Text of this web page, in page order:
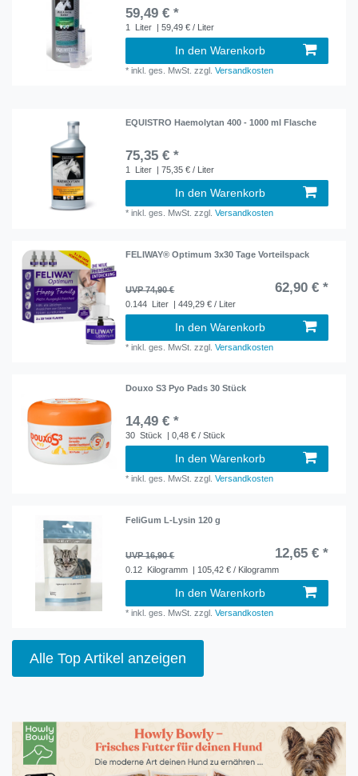
59,49 € *
1 Liter | 59,49 € / Liter
In den Warenkorb
*inkl. ges. MwSt. zzgl.Versandkosten
EQUISTRO Haemolytan 400 - 1000 ml Flasche
75,35 € *
1 Liter | 75,35 € / Liter
In den Warenkorb
*inkl. ges. MwSt. zzgl.Versandkosten
FELIWAY® Optimum 3x30 Tage Vorteilspack
UVP 74,90 € 62,90 € *
0.144 Liter | 449,29 € / Liter
In den Warenkorb
*inkl. ges. MwSt. zzgl.Versandkosten
Douxo S3 Pyo Pads 30 Stück
14,49 € *
30 Stück | 0,48 € / Stück
In den Warenkorb
*inkl. ges. MwSt. zzgl.Versandkosten
FeliGum L-Lysin 120 g
UVP 16,90 € 12,65 € *
0.12 Kilogramm | 105,42 € / Kilogramm
In den Warenkorb
*inkl. ges. MwSt. zzgl.Versandkosten
Alle Top Artikel anzeigen